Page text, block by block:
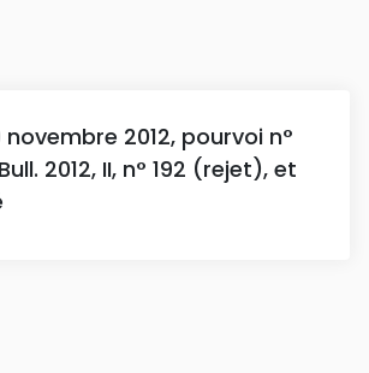
novembre 2012, pourvoi n°
2012, II, n° 192 (rejet), et